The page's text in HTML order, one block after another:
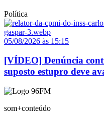
Política
05/08/2026 às 15:15
[VÍDEO] Denúncia
suposto estupro deve
som+conteúdo